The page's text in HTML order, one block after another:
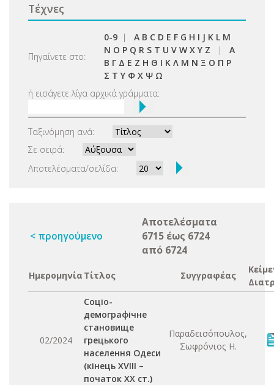
Τέχνες
Πηγαίνετε στο:
0-9 | A B C D E F G H I J K L M
N O P Q R S T U V W X Y Z | Α
Β Γ Δ Ε Ζ Η Θ Ι Κ Λ Μ Ν Ξ Ο Π Ρ
Σ Τ Υ Φ Χ Ψ Ω
ή εισάγετε λίγα αρχικά γράμματα:
Ταξινόμηση ανά:
Σε σειρά:
Αποτελέσματα/σελίδα:
< προηγούμενο
Αποτελέσματα
6715 έως 6724
από 6724
Ημερομηνία Τίτλος Συγγραφέας
02/2024
Соціо-
демографічне
становище
грецького
населення Одеси
(кінець XVIII –
початок XX ст.)
Παραδεισόπουλος,
Σωφρόνιος Η.